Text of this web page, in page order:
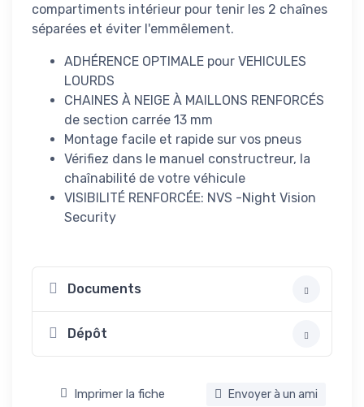
compartiments intérieur pour tenir les 2 chaînes
séparées et éviter l'emmêlement.
ADHÉRENCE OPTIMALE pour VEHICULES
LOURDS
CHAINES À NEIGE À MAILLONS RENFORCÉS
de section carrée 13 mm
Montage facile et rapide sur vos pneus
Vérifiez dans le manuel constructreur, la
chaînabilité de votre véhicule
VISIBILITÉ RENFORCÉE: NVS -Night Vision
Security
Documents
Dépôt
Imprimer la fiche Envoyer à un ami